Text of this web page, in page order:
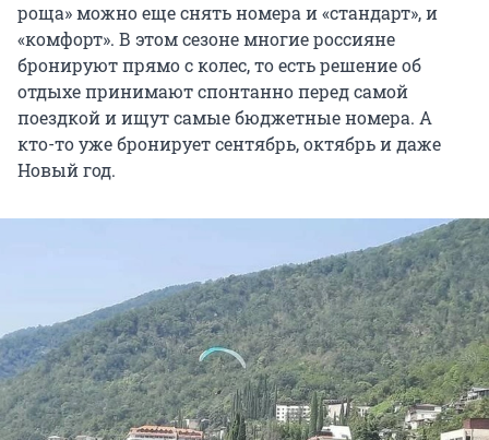
роща» можно еще снять номера и «стандарт», и
«комфорт». В этом сезоне многие россияне
бронируют прямо с колес, то есть решение об
отдыхе принимают спонтанно перед самой
поездкой и ищут самые бюджетные номера. А
кто-то уже бронирует сентябрь, октябрь и даже
Новый год.